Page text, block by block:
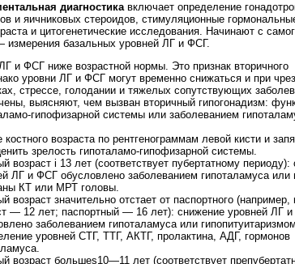
диагностикавключает определение
и яичниковых стероидов, стимуляционные
и цитогенетические исследования. Начинают с
измерения базальных уровней ЛГ и ФСГ.
и ФСГ ниже возрастной нормы. Это признак вторичного
уровни ЛГ и ФСГ могут временно снижаться и при
стрессе, голодании и тяжелых сопутствующих
выясняют, чем вызван вторичный гипогонадизм:
гипофизарной системы или заболеванием
возраста по рентгенограммам левой кисти и
зрелость гипоталамо-гипофизарной системы.
возраст і 13 лет (соответствует пубертатному периоду):
ЛГ и ФСГ обусловлено заболеванием гипоталамуса или
КТ или МРТ головы.
возраст значительно отстает от паспортного (например,
— 12 лет; паспортный — 16 лет): снижение уровней ЛГ
заболеванием гипоталамуса или
уровней СТГ, ТТГ, АКТГ, пролактина, АДГ, гормонов
возраст большеs10—11 лет (соответствует